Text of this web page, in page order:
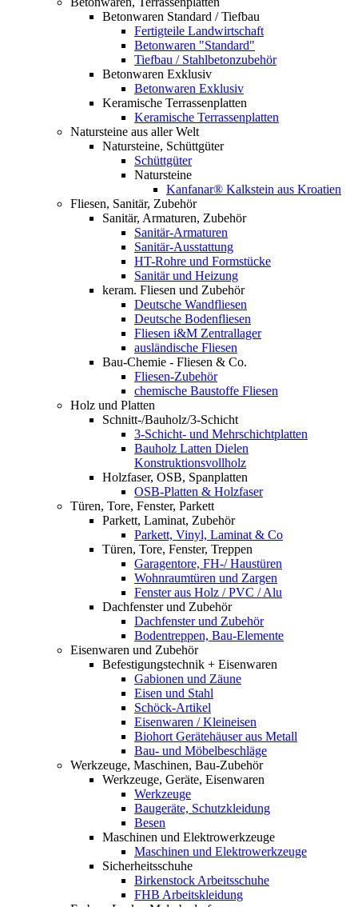
Betonwaren Standard / Tiefbau
Fertigteile Landwirtschaft
Betonwaren "Standard"
Tiefbau / Stahlbetonzubehör
Betonwaren Exklusiv
Betonwaren Exklusiv
Keramische Terrassenplatten
Keramische Terrassenplatten
Natursteine aus aller Welt
Natursteine, Schüttgüter
Schüttgüter
Natursteine
Kanfanar® Kalkstein aus Kroatien
Fliesen, Sanitär, Zubehör
Sanitär, Armaturen, Zubehör
Sanitär-Armaturen
Sanitär-Ausstattung
HT-Rohre und Formstücke
Sanitär und Heizung
keram. Fliesen und Zubehör
Deutsche Wandfliesen
Deutsche Bodenfliesen
Fliesen i&M Zentrallager
ausländische Fliesen
Bau-Chemie - Fliesen & Co.
Fliesen-Zubehör
chemische Baustoffe Fliesen
Holz und Platten
Schnitt-/Bauholz/3-Schicht
3-Schicht- und Mehrschichtplatten
Bauholz Latten Dielen
Konstruktionsvollholz
Holzfaser, OSB, Spanplatten
OSB-Platten & Holzfaser
Türen, Tore, Fenster, Parkett
Parkett, Laminat, Zubehör
Parkett, Vinyl, Laminat & Co
Türen, Tore, Fenster, Treppen
Garagentore, FH-/ Haustüren
Wohnraumtüren und Zargen
Fenster aus Holz / PVC / Alu
Dachfenster und Zubehör
Dachfenster und Zubehör
Bodentreppen, Bau-Elemente
Eisenwaren und Zubehör
Befestigungstechnik + Eisenwaren
Gabionen und Zäune
Eisen und Stahl
Schöck-Artikel
Eisenwaren / Kleineisen
Biohort Gerätehäuser aus Metall
Bau- und Möbelbeschläge
Werkzeuge, Maschinen, Bau-Zubehör
Werkzeuge, Geräte, Eisenwaren
Werkzeuge
Baugeräte, Schutzkleidung
Besen
Maschinen und Elektrowerkzeuge
Maschinen und Elektrowerkzeuge
Sicherheitsschuhe
Birkenstock Arbeitsschuhe
FHB Arbeitskleidung